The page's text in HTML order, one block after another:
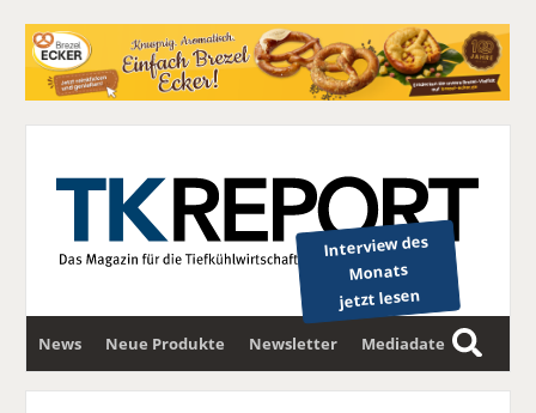
Interview des
Monats
jetzt lesen
News Neue Produkte Newsletter Mediadaten
S
u